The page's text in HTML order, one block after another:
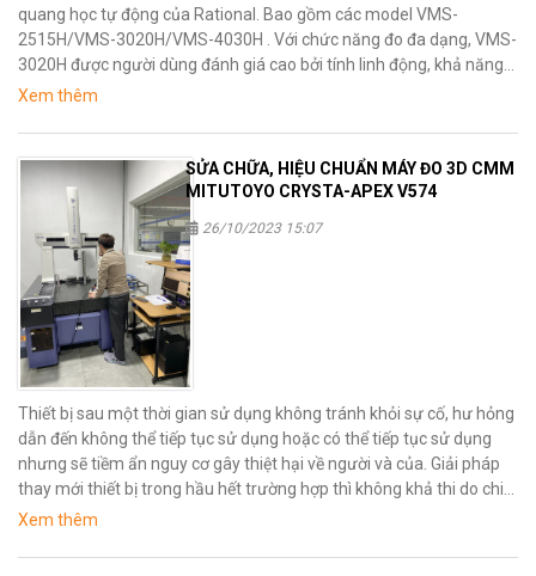
quang học tự động của Rational. Bao gồm các model VMS-
2515H/VMS-3020H/VMS-4030H . Với chức năng đo đa dạng, VMS-
3020H được người dùng đánh giá cao bởi tính linh động, khả năng
đo, nhận diện hình ảnh nhanh chóng. Với kích thước bàn đo trung
máy.
Xem thêm
SỬA CHỮA, HIỆU CHUẨN MÁY ĐO 3D CMM
MITUTOYO CRYSTA-APEX V574
26/10/2023 15:07
Thiết bị sau một thời gian sử dụng không tránh khỏi sự cố, hư hỏng
dẫn đến không thể tiếp tục sử dụng hoặc có thể tiếp tục sử dụng
nhưng sẽ tiềm ẩn nguy cơ gây thiệt hại về người và của. Giải pháp
thay mới thiết bị trong hầu hết trường hợp thì không khả thi do chi
phí cho việc mua mới thiết bị là rất cao, vì vậy phương án hữu hiệu
Xem thêm